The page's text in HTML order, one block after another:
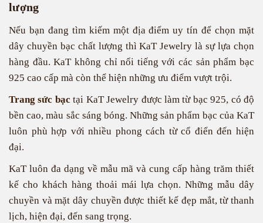
lượng
Nếu bạn đang tìm kiếm một địa điểm uy tín để chọn mặt
dây chuyền bạc chất lượng thì KaT Jewelry là sự lựa chọn
hàng đầu. KaT không chỉ nổi tiếng với các sản phẩm bạc
925 cao cấp mà còn thể hiện những ưu điểm vượt trội.
Trang sức bạc tại KaT Jewelry được làm từ bạc 925, có độ
bền cao, màu sắc sáng bóng. Những sản phẩm bạc của KaT
luôn phù hợp với nhiều phong cách từ cổ điển đến hiện
đại.
KaT luôn đa dạng về mẫu mã và cung cấp hàng trăm thiết
kế cho khách hàng thoải mái lựa chọn. Những mẫu dây
chuyền và mặt dây chuyền được thiết kế đẹp mắt, từ thanh
lịch, hiện đại, đến sang trọng.